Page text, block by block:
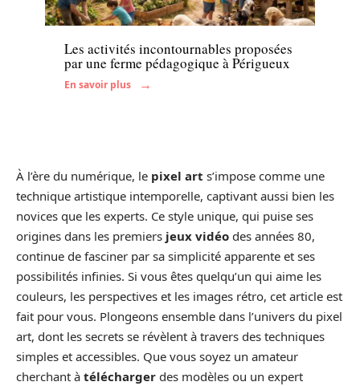
Famille
Les activités incontournables proposées
par une ferme pédagogique à Périgueux
En savoir plus
À l’ère du numérique, le pixel art s’impose comme une
technique artistique intemporelle, captivant aussi bien les
novices que les experts. Ce style unique, qui puise ses
origines dans les premiers jeux vidéo des années 80,
continue de fasciner par sa simplicité apparente et ses
possibilités infinies. Si vous êtes quelqu’un qui aime les
couleurs, les perspectives et les images rétro, cet article est
fait pour vous. Plongeons ensemble dans l’univers du pixel
art, dont les secrets se révèlent à travers des techniques
simples et accessibles. Que vous soyez un amateur
cherchant à télécharger des modèles ou un expert